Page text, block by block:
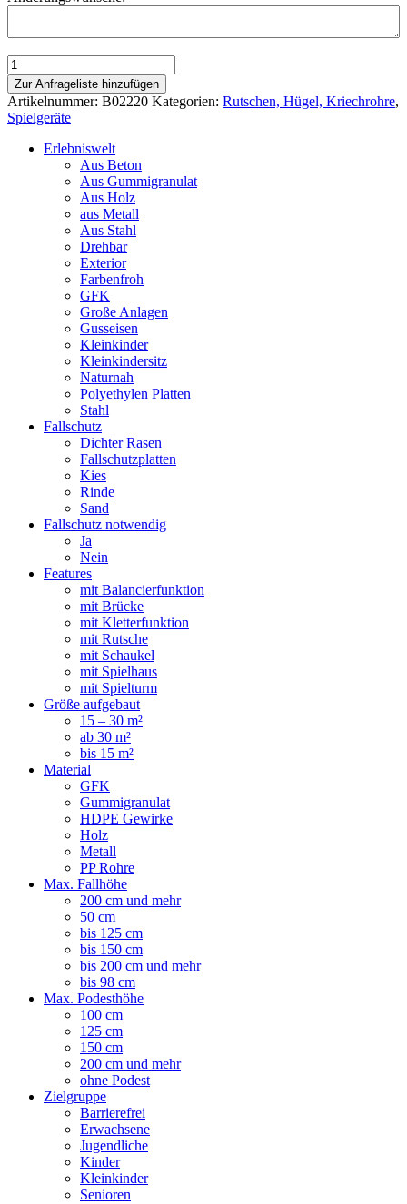
Kriechrohr
Dachs
Innen-
DM80cm,
(ohne
Grabarbeiten)
Menge
Zur Anfrageliste hinzufügen
Artikelnummer: B02220 Kategorien: Rutschen, Hügel, Kriechrohre,
Spielgeräte
Erlebniswelt
Aus Beton
Aus Gummigranulat
Aus Holz
aus Metall
Aus Stahl
Drehbar
Exterior
Farbenfroh
GFK
Große Anlagen
Gusseisen
Kleinkinder
Kleinkindersitz
Naturnah
Polyethylen Platten
Stahl
Fallschutz
Dichter Rasen
Fallschutzplatten
Kies
Rinde
Sand
Fallschutz notwendig
Ja
Nein
Features
mit Balancierfunktion
mit Brücke
mit Kletterfunktion
mit Rutsche
mit Schaukel
mit Spielhaus
mit Spielturm
Größe aufgebaut
15 – 30 m²
ab 30 m²
bis 15 m²
Material
GFK
Gummigranulat
HDPE Gewirke
Holz
Metall
PP Rohre
Max. Fallhöhe
200 cm und mehr
50 cm
bis 125 cm
bis 150 cm
bis 200 cm und mehr
bis 98 cm
Max. Podesthöhe
100 cm
125 cm
150 cm
200 cm und mehr
ohne Podest
Zielgruppe
Barrierefrei
Erwachsene
Jugendliche
Kinder
Kleinkinder
Senioren